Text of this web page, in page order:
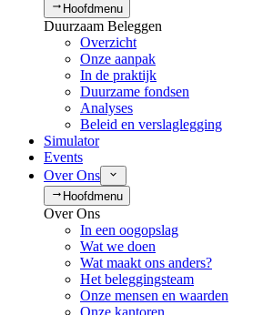
Hoofdmenu
Duurzaam Beleggen
Overzicht
Onze aanpak
In de praktijk
Duurzame fondsen
Analyses
Beleid en verslaglegging
Simulator
Events
Over Ons
Hoofdmenu
Over Ons
In een oogopslag
Wat we doen
Wat maakt ons anders?
Het beleggingsteam
Onze mensen en waarden